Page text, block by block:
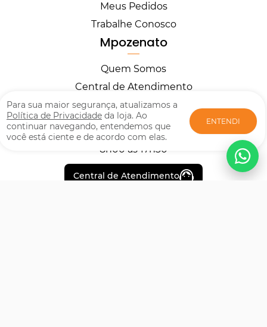
Para sua maior segurança, atualizamos a
Política de Privacidade da loja. Ao
continuar navegando, entendemos que
você está ciente e de acordo com elas.
ENTENDI
Meus Pedidos
Trabalhe Conosco
Mpozenato
Quem Somos
Central de Atendimento
Horários
Segunda à Sexta
8h00 às 17h30
Central de Atendimento